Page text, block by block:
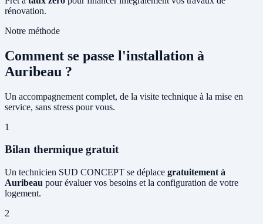
rénovation.
Notre méthode
Comment se passe l'installation à
Auribeau ?
Un accompagnement complet, de la visite technique à la mise en
service, sans stress pour vous.
1
Bilan thermique gratuit
Un technicien SUD CONCEPT se déplace gratuitement à
Auribeau pour évaluer vos besoins et la configuration de votre
logement.
2